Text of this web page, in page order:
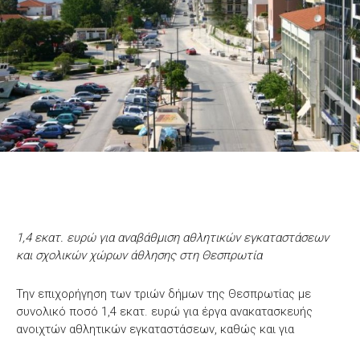
1,4 εκατ. ευρώ για αναβάθμιση αθλητικών εγκαταστάσεων
και σχολικών χώρων άθλησης στη Θεσπρωτία
Την επιχορήγηση των τριών δήμων της Θεσπρωτίας με
συνολικό ποσό 1,4 εκατ. ευρώ για έργα ανακατασκευής
ανοιχτών αθλητικών εγκαταστάσεων, καθώς και για